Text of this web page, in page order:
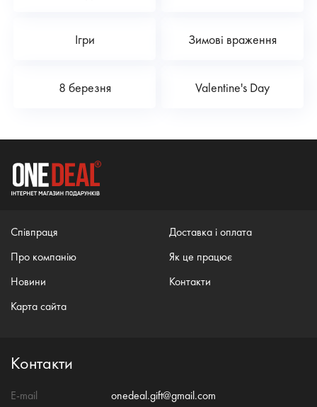
Ігри Зимові враження
8 березня Valentine's Day
Співпраця
Про компанію
Новини
Карта сайта
Доставка і оплата
Як це працює
Контакти
Контакти
E-mail
onedeal.gift@gmail.com